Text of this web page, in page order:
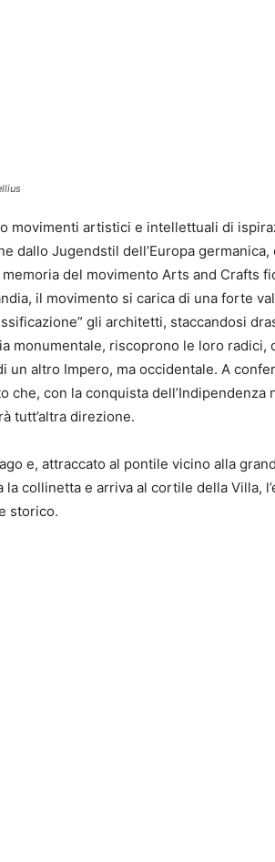
movimenti artistici e intellettuali di
dallo Jugendstil dell’Europa germanica,
del movimento Arts and Crafts
il movimento si carica di una forte
gli architetti, staccandosi
monumentale, riscoprono le loro
un altro Impero, ma occidentale. A
che, con la conquista dell’Indipendenza
tutt’altra direzione.
e, attraccato al pontile vicino alla
la collinetta e arriva al cortile della Villa,
storico.